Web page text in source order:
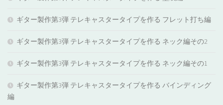
ギター製作第3弾 テレキャスタータイプを作る フレット打ち編
ギター製作第3弾 テレキャスタータイプを作る ネック編その2
ギター製作第3弾 テレキャスタータイプを作る ネック編その1
ギター製作第3弾 テレキャスタータイプを作る バインディング
編